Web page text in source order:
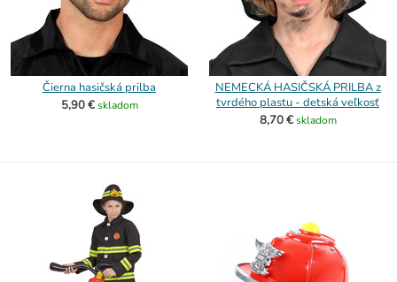
Čierna hasičská prilba
5,90 € skladom
NEMECKÁ HASIČSKÁ PRILBA z
tvrdého plastu - detská veľkosť
8,70 € skladom